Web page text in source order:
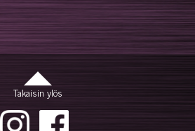
Takaisin ylös